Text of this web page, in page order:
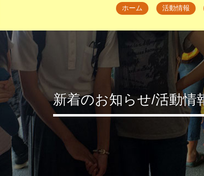
ホーム 活動情報
新着のお知らせ/活動情